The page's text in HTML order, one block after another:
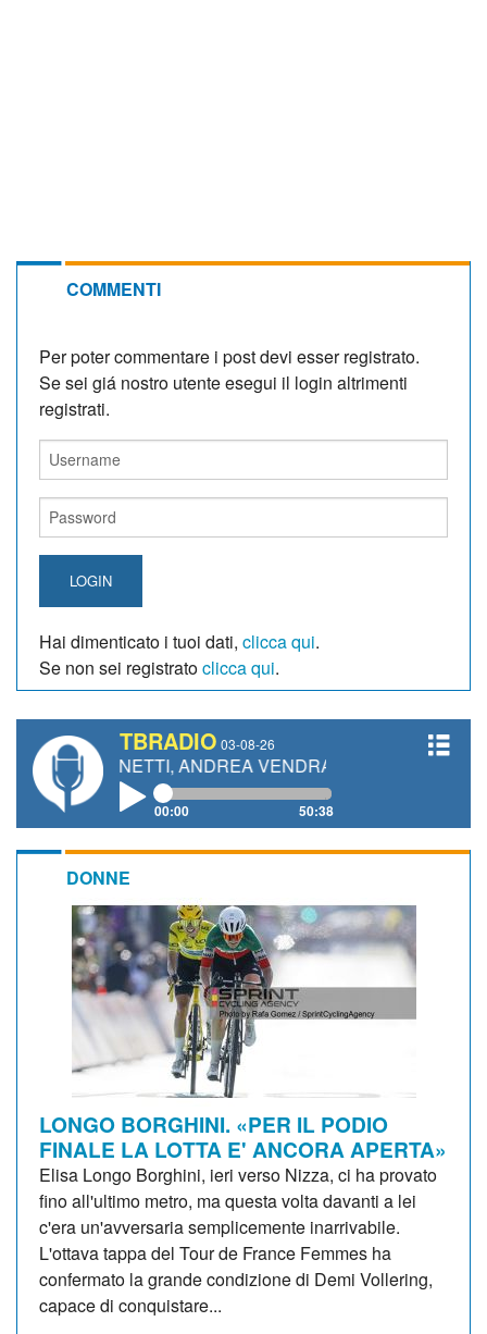
COMMENTI
Per poter commentare i post devi esser registrato.
Se sei giá nostro utente esegui il login altrimenti
registrati.
LOGIN
Hai dimenticato i tuoi dati, clicca qui.
Se non sei registratoclicca qui.
TBRADIO 03-08-26
GIANETTI, ANDREA VENDRAME, FILIPPO FIORELLI
00:00 50:38
DONNE
LONGO BORGHINI. «PER IL PODIO
FINALE LA LOTTA E' ANCORA APERTA»
Elisa Longo Borghini, ieri verso Nizza, ci ha provato
fino all'ultimo metro, ma questa volta davanti a lei
c'era un'avversaria semplicemente inarrivabile.
L'ottava tappa del Tour de France Femmes ha
confermato la grande condizione di Demi Vollering,
capace di conquistare...